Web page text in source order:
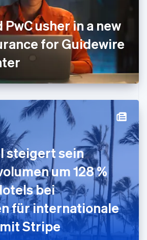
usher in a new
for Guidewire
steigert sein
um 128 %
bei
für internationale
Stripe
English